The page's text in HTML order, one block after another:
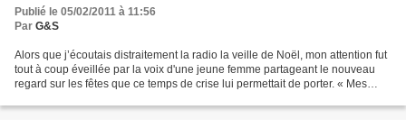
Publié le 05/02/2011 à 11:56
Par G&S
Alors que j’écoutais distraitement la radio la veille de Noël, mon attention fut
tout à coup éveillée par la voix d'une jeune femme partageant le nouveau
regard sur les fêtes que ce temps de crise lui permettait de porter. « Mes